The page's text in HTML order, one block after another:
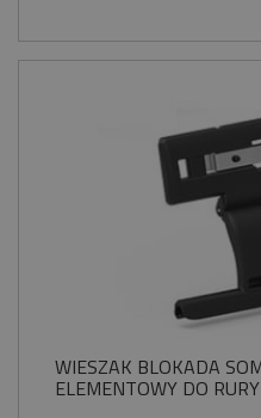
WIESZAK BLOKADA
ELEMENTOWY DO